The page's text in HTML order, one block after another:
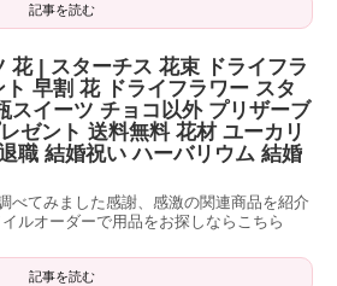
記事を読む
花 | スターチス 花束 ドライフラ
早割 花 ドライフラワー スタ
スイーツ チョコ以外 プリザーブ
ゼント 送料無料 花材 ユーカリ
職 結婚祝い ハーバリウム 結婚
べてみました感謝、感激の関連商品を紹介
ルオーダーで用品をお探しならこちら
記事を読む